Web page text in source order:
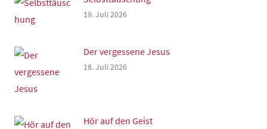
19. Juli 2026
Der vergessene Jesus
18. Juli 2026
Hör auf den Geist